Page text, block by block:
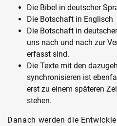
Die Bibel in deutscher
Die Botschaft in Englisch
Die Botschaft in
uns nach und nach zur
erfasst sind.
Die Texte mit den
synchronisieren ist
erst zu einem späteren
stehen.
Danach werden die